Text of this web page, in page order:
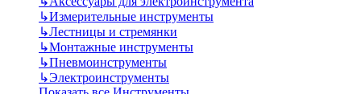
↳Измерительные инструменты
↳Лестницы и стремянки
↳Монтажные инструменты
↳Пневмоинструменты
↳Электроинструменты